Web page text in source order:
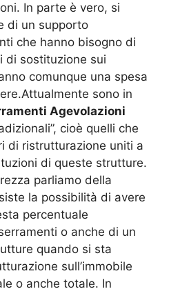
In parte è vero, si
di un supporto
che hanno bisogno di
di sostituzione sui
comunque una spesa
sono in
Agevolazioni
cioè quelli che
di ristrutturazione uniti a
di queste strutture.
parliamo della
la possibilità di avere
percentuale
o anche di un
quando si sta
sull’immobile
o anche totale. In